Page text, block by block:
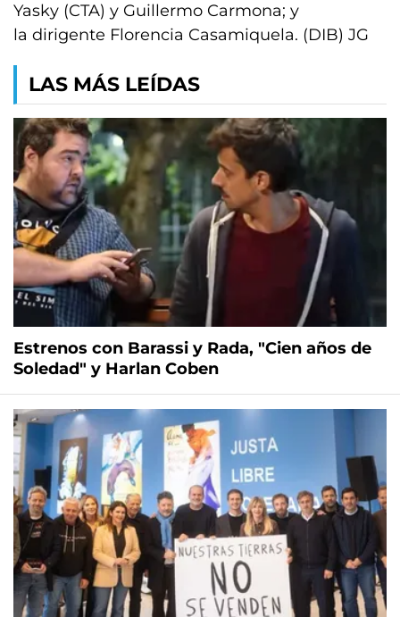
Yasky (CTA) y Guillermo Carmona; y
la dirigente Florencia Casamiquela. (DIB) JG
LAS MÁS LEÍDAS
Estrenos con Barassi y Rada, "Cien años de
Soledad" y Harlan Coben